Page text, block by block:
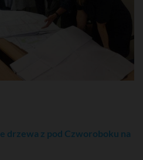
drzewa z pod Czworoboku na